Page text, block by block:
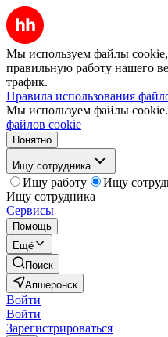
Мы используем файлы cookie,
правильную работу нашего
трафик.
Правила использования
Мы используем файлы cookie.
файлов cookie
Понятно
Ищу сотрудника
Ищу работу
Ищу
Ищу сотрудника
Сервисы
Помощь
Ещё
Поиск
Апшеронск
Войти
Войти
Зарегистрироваться